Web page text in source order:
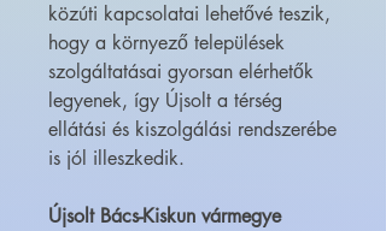
közúti kapcsolatai lehetővé teszik,
hogy a környező települések
szolgáltatásai gyorsan elérhetők
legyenek, így Újsolt a térség
ellátási és kiszolgálási rendszerébe
is jól illeszkedik.
Újsolt Bács-Kiskun vármegye